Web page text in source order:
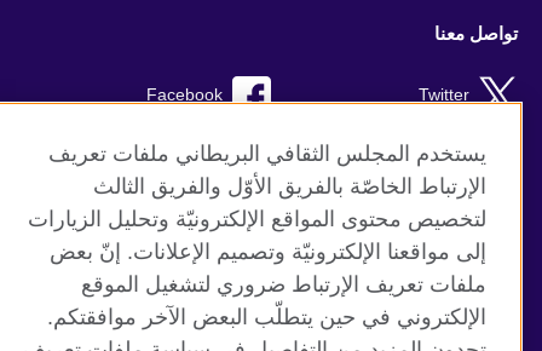
تواصل معنا
Facebook Twitter
Instagram RSS
TikTok
موقع المجلس الثقافي البريطاني العالمي
يستخدم المجلس الثقافي البريطاني ملفات تعريف
الإرتباط الخاصّة بالفريق الأوّل والفريق الثالث
لتخصيص محتوى المواقع الإلكترونيّة وتحليل الزيارات
إلى مواقعنا الإلكترونيّة وتصميم الإعلانات. إنّ بعض
ملفات تعريف الإرتباط ضروري لتشغيل الموقع
الإلكتروني في حين يتطلّب البعض الآخر موافقتكم.